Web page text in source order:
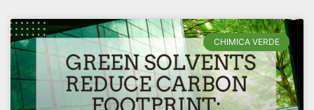
CHIMICA VERDE